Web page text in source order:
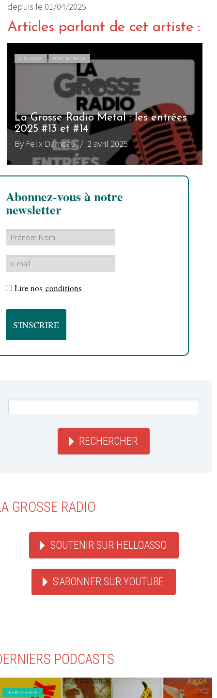
depuis le 01/04/2025
Articles parlant de cet artiste :
ACTU METAL WEBZINE METAL
La Grosse Radio Metal : les entrées
2025 #13 et #14
By Felix Darricau/ 2 avril 2025
Abonnez-vous à notre
newsletter
Lire nos conditions
RECHERCHER
GROSSE RADIO
SOUTENIR SUR HELLOASSO
S'ABONNER SUR YOUTUBE
PODCASTS
LE GROS RIFFIFI